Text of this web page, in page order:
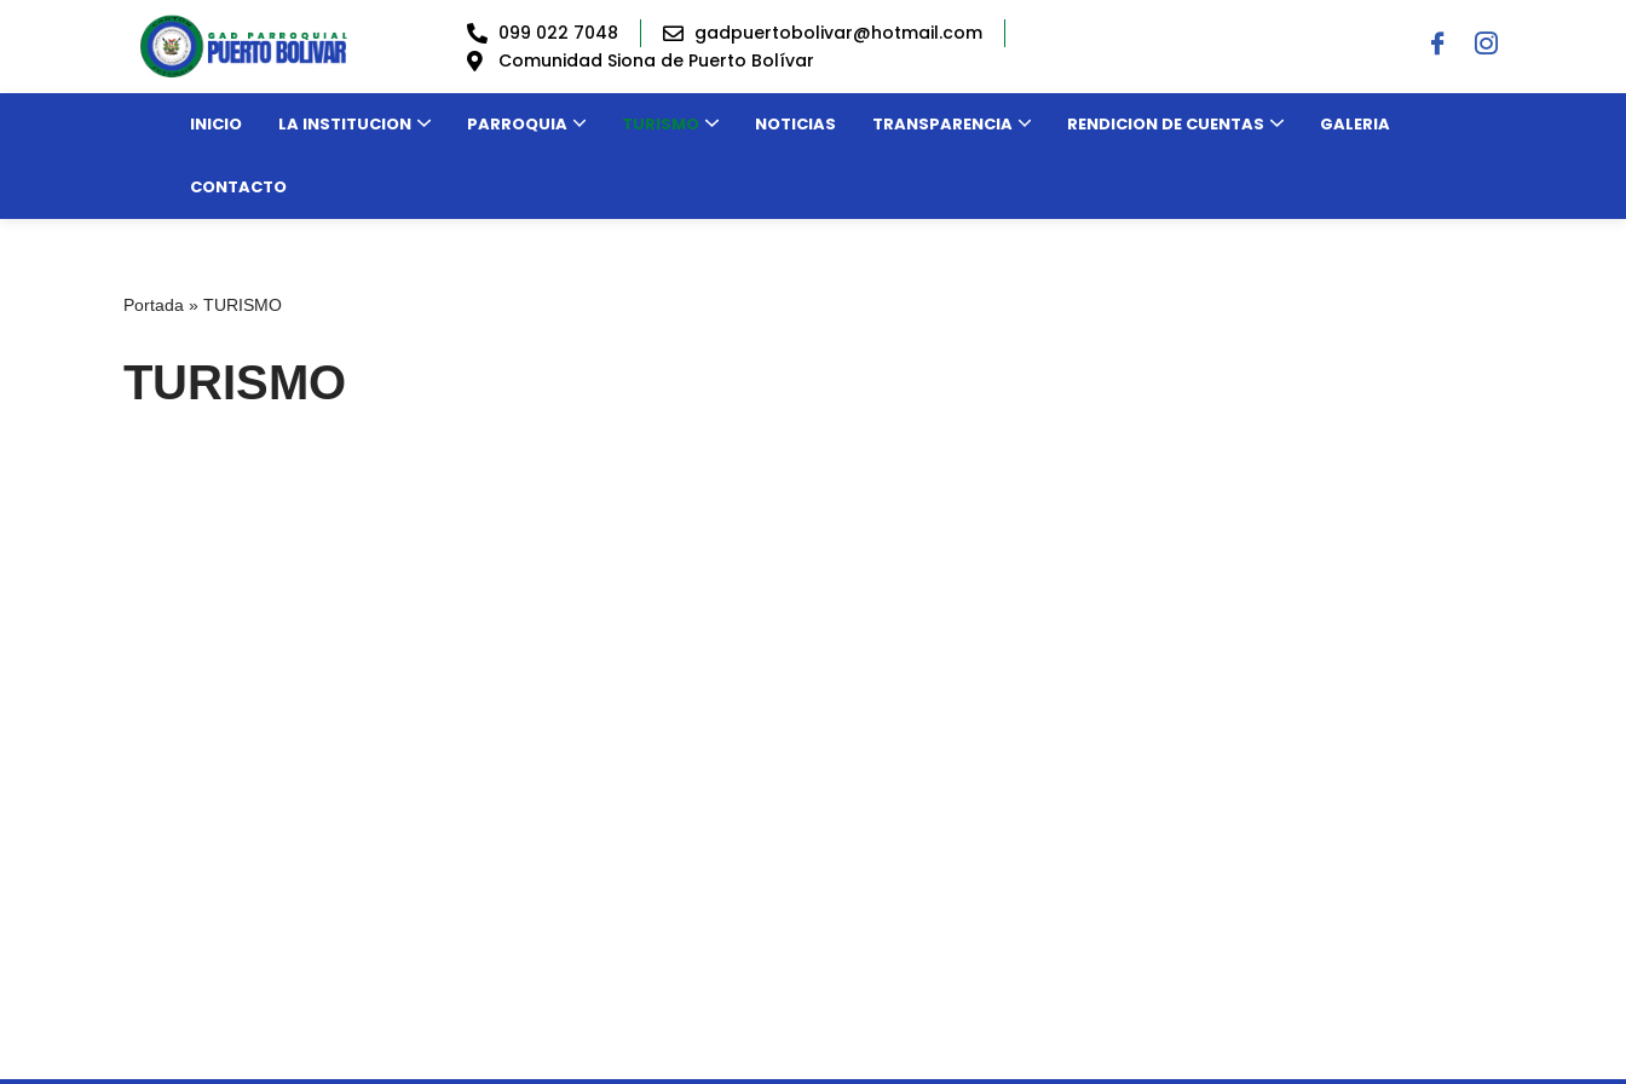
al
099 022 7048
gadpuertobolivar@hotmail.com
Comunidad Siona de Puerto Bolívar
INICIO LA INSTITUCION PARROQUIA TURISMO NOTICIAS TRANSPARENCIA RENDICION DE CUENTAS GALERIA
CONTACTO
Portada » TURISMO
TURISMO